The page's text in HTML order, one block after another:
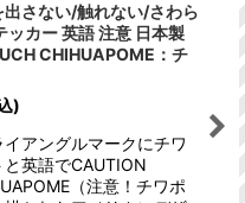
さない/触れない/さわら
ッカー 英語 注意 日本製
CHIHUAPOME：チ
)
アングルマークにチワ
英語でCAUTION
（注意！チワポ